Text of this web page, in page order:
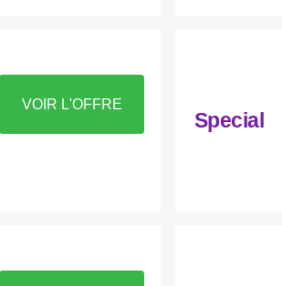
VOIR L'OFFRE
Special